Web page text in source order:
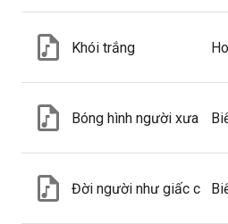
Khói trắng
Bóng hình người xưa
Đời người như giấc